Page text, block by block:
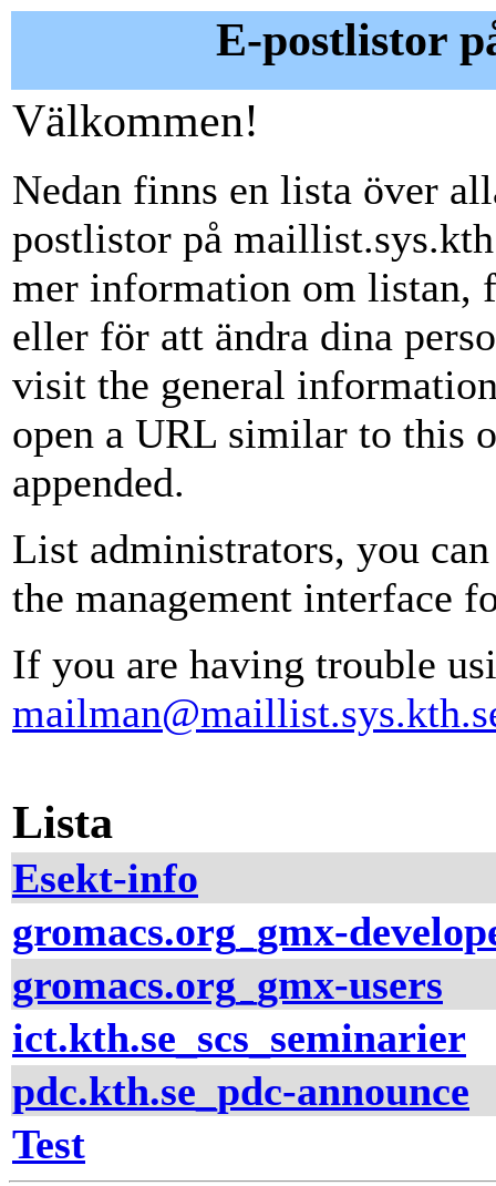
E-postlistor
Välkommen!
Nedan finns en lista över
postlistor på
mer information om listan,
eller för att ändra dina
visit the general
open a URL similar to this
appended.
List administrators, you
the management interface
If you are having trouble
Lista
Esekt-info
gromacs.org_gmx-
gromacs.org_gmx-users
ict.kth.se_scs_seminarier
pdc.kth.se_pdc-announce
Test